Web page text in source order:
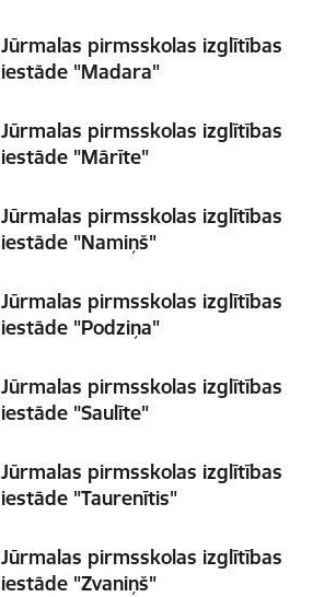
Jūrmalas pirmsskolas izglītības
iestāde "Madara"
Jūrmalas pirmsskolas izglītības
iestāde "Mārīte"
Jūrmalas pirmsskolas izglītības
iestāde "Namiņš"
Jūrmalas pirmsskolas izglītības
iestāde "Podziņa"
Jūrmalas pirmsskolas izglītības
iestāde "Saulīte"
Jūrmalas pirmsskolas izglītības
iestāde "Taurenītis"
Jūrmalas pirmsskolas izglītības
iestāde "Zvaniņš"